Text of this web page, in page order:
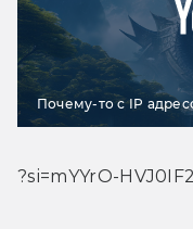
Почему-то с IP
?si=mYYrO-